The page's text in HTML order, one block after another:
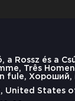
a Rossz és a
Três
fule, Хороший,
United States